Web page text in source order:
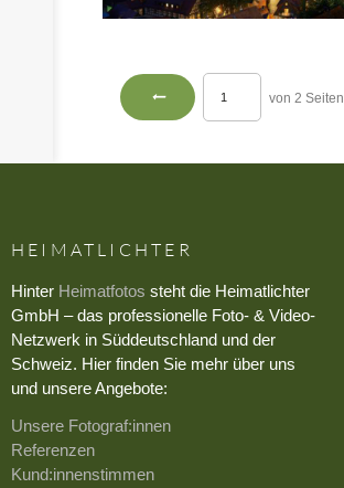
von 2 Seiten
HEIMATLICHTER
Hinter Heimatfotos steht die Heimatlichter
GmbH – das professionelle Foto- & Video-
Netzwerk in Süddeutschland und der
Schweiz. Hier finden Sie mehr über uns
und unsere Angebote:
Unsere Fotograf:innen
Referenzen
Kund:innenstimmen